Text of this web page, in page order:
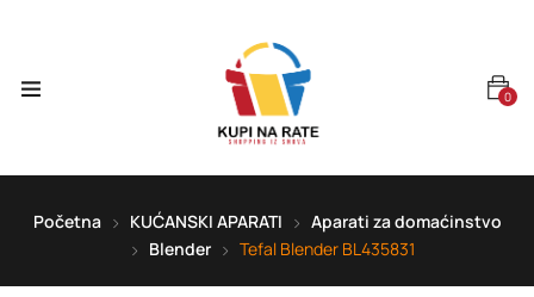
0
Početna KUĆANSKI APARATI
Aparati za domaćinstvo
Blender
Tefal Blender BL435831